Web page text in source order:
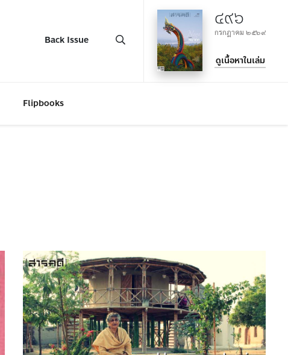
Back Issue
๔๙๖
กรกฎาคม ๒๕๖๙
ดูเนื้อหาในเล่ม
Flipbooks